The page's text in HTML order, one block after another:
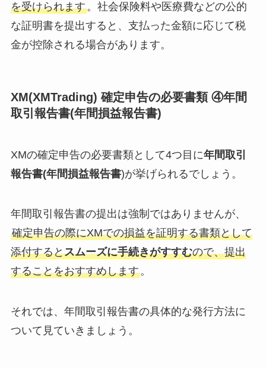
を受けられます。社会保険料や医療費などの公的
な証明書を提出すると、支払った金額に応じて税
金が控除される場合があります。
XM(XMTrading) 確定申告の必要書類 ④年間
取引報告書(年間損益報告書)
XMの確定申告の必要書類として4つ目に年間取引
報告書(年間損益報告書)が挙げられるでしょう。
年間取引報告書の提出は強制ではありませんが、
確定申告の際にXMでの損益を証明する書類として
添付するとスムーズに手続きがすすむので、提出
することをおすすめします。
それでは、年間取引報告書の具体的な発行方法に
ついて見ていきましょう。